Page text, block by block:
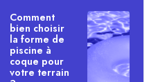
Comment
bien choisir
la forme de
piscine à
coque pour
votre terrain